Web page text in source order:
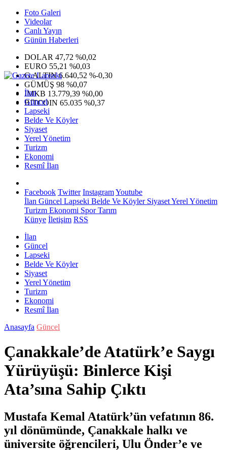
Foto Galeri
Videolar
Canlı Yayın
Günün Haberleri
DOLAR 47,72 %0,02
EURO 55,21 %0,03
G.ALTIN6.640,52 %-0,30
GÜMÜŞ 98 %0,07
IMKB 13.779,39 %0,00
BITCOIN 65.035 %0,37
İlan
Güncel
Lapseki
Belde Ve Köyler
Siyaset
Yerel Yönetim
Turizm
Ekonomi
Resmî İlan
Facebook Twitter InstagramYoutube
İlan Güncel Lapseki Belde Ve KöylerSiyasetYerel Yönetim
Turizm Ekonomi SporTarım
Künye İletişim RSS
İlan
Güncel
Lapseki
Belde Ve Köyler
Siyaset
Yerel Yönetim
Turizm
Ekonomi
Resmî İlan
Anasayfa Güncel
Çanakkale’de Atatürk’e Saygı
Yürüyüşü: Binlerce Kişi
Ata’sına Sahip Çıktı
Mustafa Kemal Atatürk’ün vefatının 86.
yıl dönümünde, Çanakkale halkı ve
üniversite öğrencileri, Ulu Önder’e ve